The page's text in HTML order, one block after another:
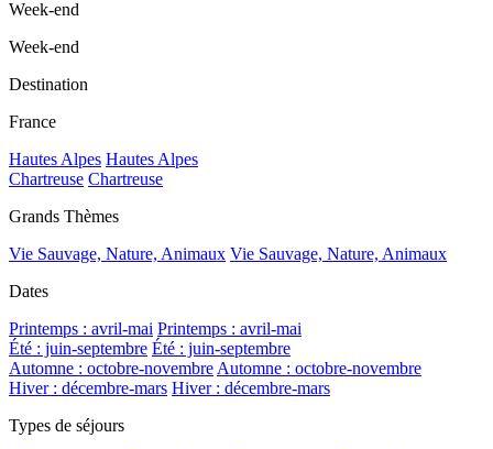
Week-end
Week-end
Destination
France
Hautes Alpes Hautes Alpes
Chartreuse Chartreuse
Grands Thèmes
Vie Sauvage, Nature, Animaux Vie Sauvage, Nature, Animaux
Dates
Printemps : avril-mai Printemps : avril-mai
Été : juin-septembre Été : juin-septembre
Automne : octobre-novembreAutomne : octobre-novembre
Hiver : décembre-mars Hiver : décembre-mars
Types de séjours